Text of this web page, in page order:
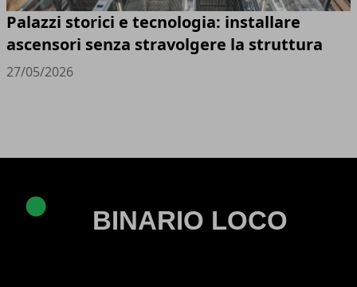
Palazzi storici e tecnologia: installare
ascensori senza stravolgere la struttura
27/05/2026